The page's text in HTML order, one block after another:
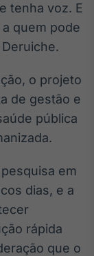
tenha voz. E
quem pode
o projeto
de gestão e
pública
em
dias, e a
rápida
que o